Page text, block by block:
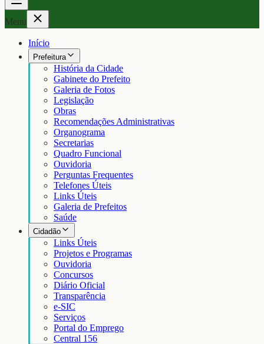
Menu
Início
Prefeitura
História da Cidade
Gabinete do Prefeito
Galeria de Fotos
Legislação
Obras
Recomendações Administrativas
Organograma
Secretarias
Quadro Funcional
Ouvidoria
Perguntas Frequentes
Telefones Úteis
Links Úteis
Galeria de Prefeitos
Saúde
Cidadão
Links Úteis
Projetos e Programas
Ouvidoria
Concursos
Diário Oficial
Transparência
e-SIC
Serviços
Portal do Emprego
Central 156